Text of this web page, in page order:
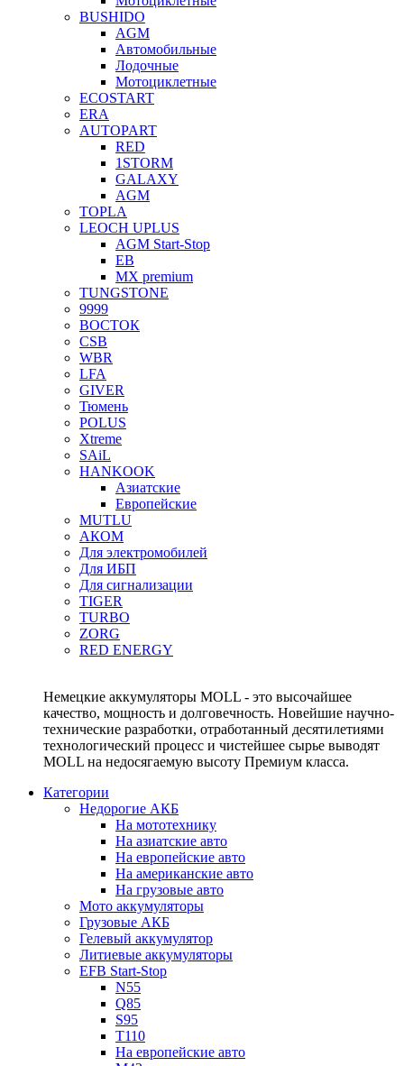
BUSHIDO
AGM
Автомобильные
Лодочные
Мотоциклетные
ECOSTART
ERA
AUTOPART
RED
1STORM
GALAXY
AGM
TOPLA
LEOCH UPLUS
AGM Start-Stop
EB
MX premium
TUNGSTONE
9999
ВОСТОК
CSB
WBR
LFA
GIVER
Тюмень
POLUS
Xtreme
SAiL
HANKOOK
Азиатские
Европейские
MUTLU
АКОМ
Для электромобилей
Для ИБП
Для сигнализации
TIGER
TURBO
ZORG
RED ENERGY
Немецкие аккумуляторы MOLL - это высочайшее
качество, мощность и долговечность. Новейшие научно-
технические разработки, отработанный десятилетиями
технологический процесс и чистейшее сырье выводят
MOLL на недосягаемую высоту Премиум класса.
Категории
Недорогие АКБ
На мототехнику
На азиатские авто
На европейские авто
На американские авто
На грузовые авто
Мото аккумуляторы
Грузовые АКБ
Гелевый аккумулятор
Литиевые аккумуляторы
EFB Start-Stop
N55
Q85
S95
T110
На европейские авто